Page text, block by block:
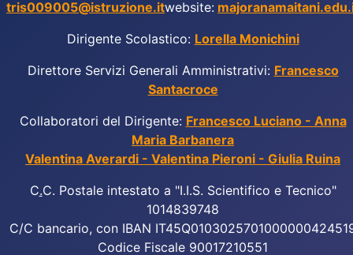
tris009005@istruzione.itwebsite:
Dirigente Scolastico: Lorella Monichini
Direttore Servizi Generali Amministrativi: Francesco
Santacroce
Collaboratori del Dirigente: Francesco Luciano - Anna
Maria Barbanera
Valentina Averardi - Valentina Pieroni - Giulia Ruina
C.C. Postale intestato a "I.I.S. Scientifico e Tecnico"
1014839748
C/C bancario, con IBAN
Codice Fiscale 90017210551